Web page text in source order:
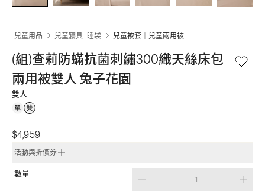
兒童用品 兒童寢具 | 睡袋 兒童被套｜兒童兩用被
(組)查莉防蟎抗菌刺繡300織天絲床包
兩用被雙人 兔子花園
雙人
$4,959
活動與折價券
數量